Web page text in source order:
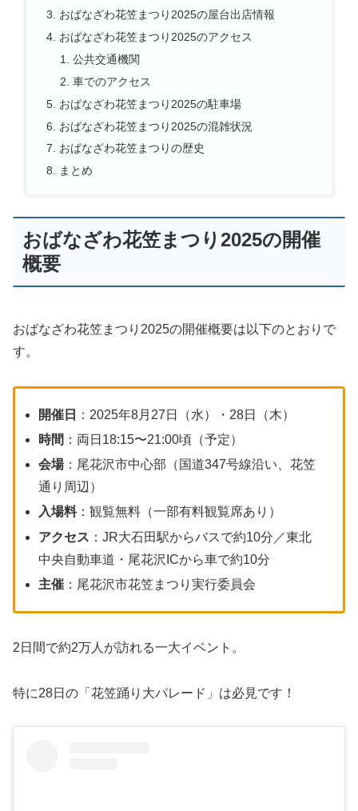
おばなざわ花笠まつり2025の屋台出店情報
おばなざわ花笠まつり2025のアクセス
公共交通機関
車でのアクセス
おばなざわ花笠まつり2025の駐車場
おばなざわ花笠まつり2025の混雑状況
おばなざわ花笠まつりの歴史
まとめ
おばなざわ花笠まつり2025の開催
概要
おばなざわ花笠まつり2025の開催概要は以下のとおりで
す。
開催日
：2025年8月27日（水）・28日（木）
時間 ：両日18:15〜21:00頃（予定）
会場：尾花沢市中心部（国道347号線沿い、花笠
通り周辺）
入場料：観覧無料（一部有料観覧席あり）
アクセス ：JR大石田駅からバスで約10分／東北
中央自動車道・尾花沢ICから車で約10分
主催 ：尾花沢市花笠まつり実行委員会
2日間で約2万人が訪れる一大イベント。
特に28日の「花笠踊り大パレード」は必見です！